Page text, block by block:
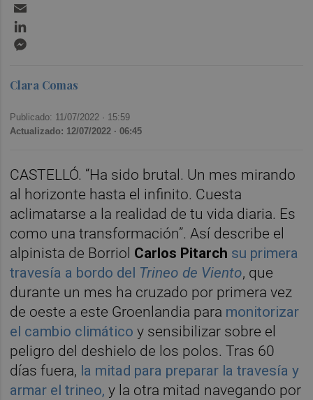
Clara Comas
Publicado: 11/07/2022 · 15:59
Actualizado: 12/07/2022 · 06:45
CASTELLÓ. “Ha sido brutal. Un mes mirando
al horizonte hasta el infinito. Cuesta
aclimatarse a la realidad de tu vida diaria. Es
como una transformación”. Así describe el
alpinista de Borriol Carlos Pitarch su primera
travesía a bordo del Trineo de Viento, que
durante un mes ha cruzado por primera vez
de oeste a este Groenlandia para monitorizar
el cambio climático y sensibilizar sobre el
peligro del deshielo de los polos. Tras 60
días fuera, la mitad para preparar la travesía y
armar el trineo, y la otra mitad navegando por